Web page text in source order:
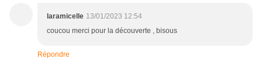
laramicelle 13/01/2023 12:54
coucou merci pour la découverte , bisous
Répondre